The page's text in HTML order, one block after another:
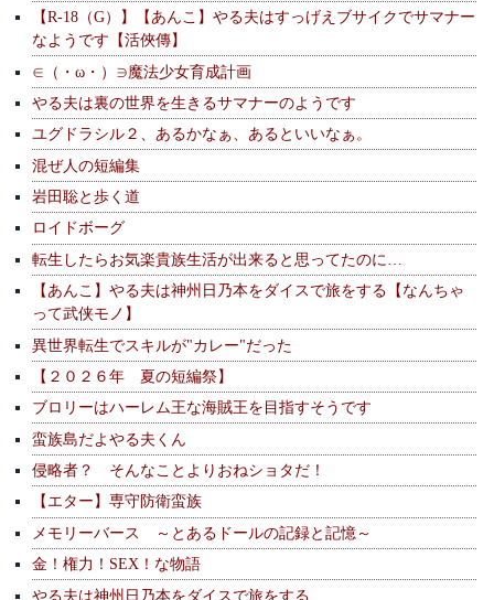
【R-18（G）】【あんこ】やる夫はすっげえブサイクでサマナー
なようです【活俠傳】
∈（・ω・）∋魔法少女育成計画
やる夫は裏の世界を生きるサマナーのようです
ユグドラシル２、あるかなぁ、あるといいなぁ。
混ぜ人の短編集
岩田聡と歩く道
ロイドボーグ
転生したらお気楽貴族生活が出来ると思ってたのに…
【あんこ】やる夫は神州日乃本をダイスで旅をする【なんちゃ
って武侠モノ】
異世界転生でスキルが"カレー"だった
【２０２６年 夏の短編祭】
ブロリーはハーレム王な海賊王を目指すそうです
蛮族島だよやる夫くん
侵略者？ そんなことよりおねショタだ！
【エター】専守防衛蛮族
メモリーバース ～とあるドールの記録と記憶～
金！権力！SEX！な物語
やる夫は神州日乃本をダイスで旅をする